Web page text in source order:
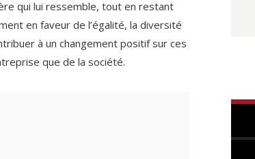
qui lui ressemble, tout en restant
en faveur de l’égalité, la diversité
à un changement positif sur ces
que de la société.